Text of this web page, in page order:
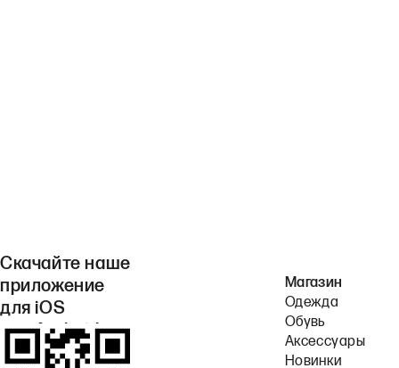
Скачайте наше
приложение
для iOS
или Android.
Магазин
Одежда
Обувь
Аксессуары
Новинки